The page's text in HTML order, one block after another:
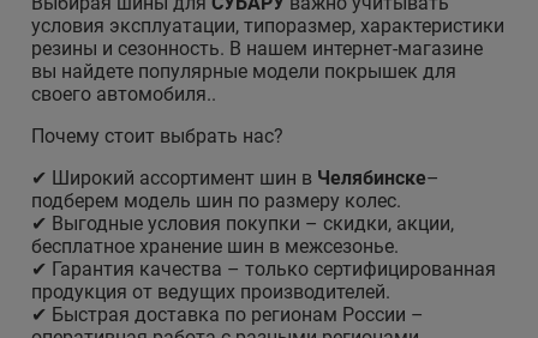
условия эксплуатации, типоразмер, характеристики
резины и сезонность. В нашем интернет-магазине
вы найдете популярные модели покрышек для
своего автомобиля..
Почему стоит выбрать нас?
✔ Широкий ассортимент шин в Челябинске–
подберем модель шин по размеру колес.
✔ Выгодные условия покупки – скидки, акции,
бесплатное хранение шин в межсезонье.
✔ Гарантия качества – только сертифицированная
продукция от ведущих производителей.
✔ Быстрая доставка по регионам России –